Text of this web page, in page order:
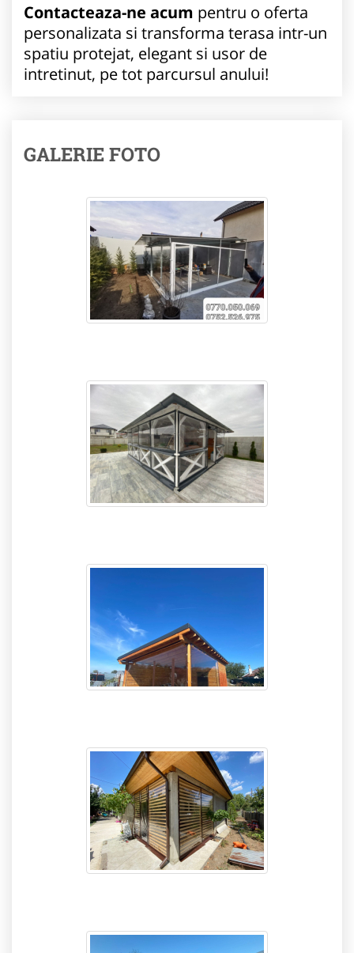
Contacteaza-ne acum pentru o oferta
personalizata si transforma terasa intr-un
spatiu protejat, elegant si usor de
intretinut, pe tot parcursul anului!
GALERIE FOTO